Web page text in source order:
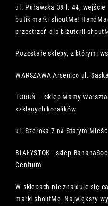
ul. Puławska 38 l. 44,
butik marki shoutMe!
przestrzeń dla biżuterii
Pozostałe sklepy, z którymi
WARSZAWA Arsenico ul.
TORUŃ – Sklep Mamy
szklanych koralików
ul. Szeroka 7 na Starym
BIAŁYSTOK - sklep
Centrum
W sklepach nie znajduje się
marki shoutMe! Największy